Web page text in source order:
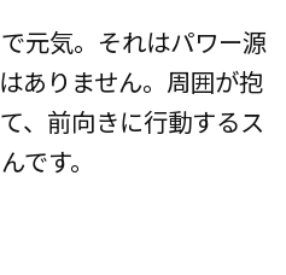
元気。それはパワー源
ありません。周囲が抱
、前向きに行動するス
です。